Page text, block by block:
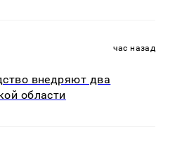
час назад
внедряют два
области